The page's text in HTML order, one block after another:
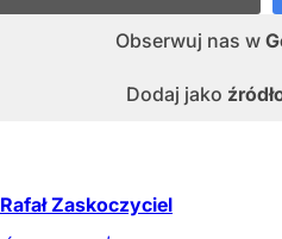
Obserwuj nas w
Dodaj jako
Rafał Zaskoczyciel